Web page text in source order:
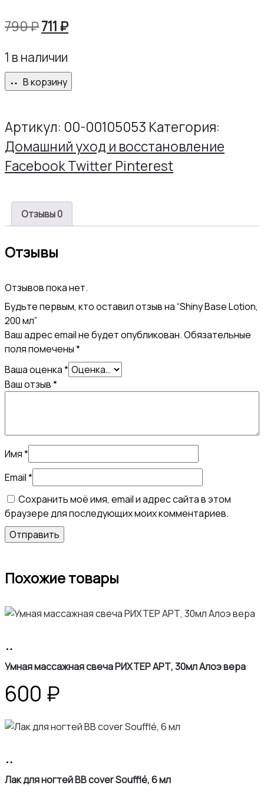
790₽Первоначальная
составляла
790 ₽.
711₽Текущая
1 в наличии
В корзину
Артикул: 00-00105053 Категория:
Домашний уход и восстановление
Share
FacebookTwitter Pinterest
Отзывы0
Отзывы
Отзывов пока нет.
Будьте первым, кто оставил отзыв на “Shiny Base Lotion,
200 мл”
Ваш адрес email не будет опубликован.Обязательные
поля помечены*
Ваша оценка*
Ваш отзыв*
Имя*
Email*
Сохранить моё имя, email и адрес сайта в этом
браузере для последующих моих комментариев.
Похожие товары
Умная массажная свеча РИХТЕР АРТ, 30мл Алоэ вера
600 ₽
Лак для ногтей BB cover Soufflé, 6 мл